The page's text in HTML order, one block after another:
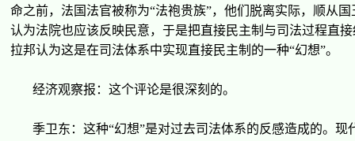
命之前，法国法官被称为“法袍贵族”，他们 脱离实际， 顺从国
认为法院也应该反映民意，于是把直接民主制与司法过程直接
拉邦认为这是在司法体系中实现直接民主制的一种“幻想”。
经济观察报 ： 这个评论是很深刻的。
季卫东 ： 这种“幻想”是对过去司法体系的反感造成的。 现